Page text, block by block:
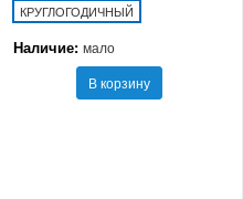
КРУГЛОГОДИЧНЫЙ
Наличие: мало
В корзину